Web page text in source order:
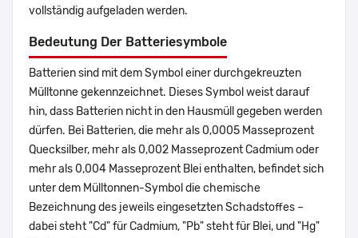
vollständig aufgeladen werden.
Bedeutung Der Batteriesymbole
Batterien sind mit dem Symbol einer durchgekreuzten
Mülltonne gekennzeichnet. Dieses Symbol weist darauf
hin, dass Batterien nicht in den Hausmüll gegeben werden
dürfen. Bei Batterien, die mehr als 0,0005 Masseprozent
Quecksilber, mehr als 0,002 Masseprozent Cadmium oder
mehr als 0,004 Masseprozent Blei enthalten, befindet sich
unter dem Mülltonnen-Symbol die chemische
Bezeichnung des jeweils eingesetzten Schadstoffes –
dabei steht "Cd" für Cadmium, "Pb" steht für Blei, und "Hg"